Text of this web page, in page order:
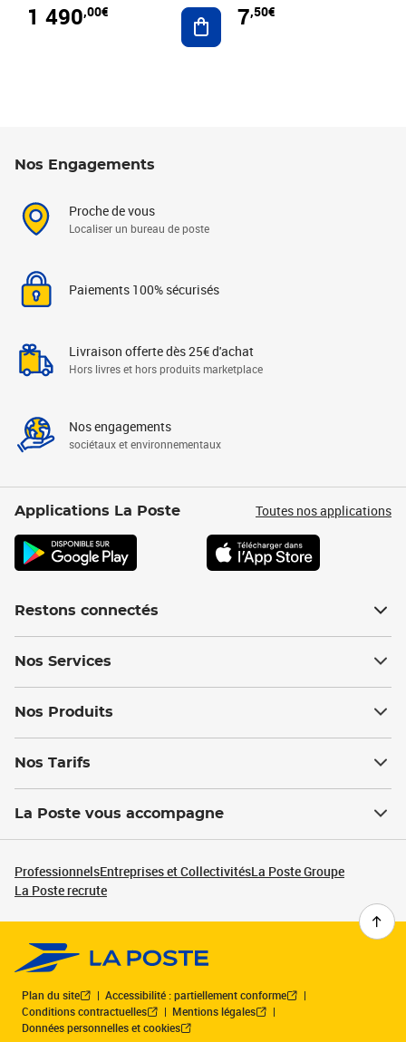
1 490,00€ Ajouter au panier
7,50€
Nos Engagements
Proche de vous
Localiser un bureau de poste
Paiements 100% sécurisés
Livraison offerte dès 25€ d'achat
Hors livres et hors produits marketplace
Nos engagements
sociétaux et environnementaux
Applications La Poste Toutes nos applications
Restons connectés
Nos Services
Nos Produits
Nos Tarifs
La Poste vous accompagne
ProfessionnelsEntreprises et CollectivitésLa Poste Groupe
La Poste recrute
Plan du site
Accessibilité : partiellement conforme
Conditions contractuelles
Mentions légales
Données personnelles et cookies